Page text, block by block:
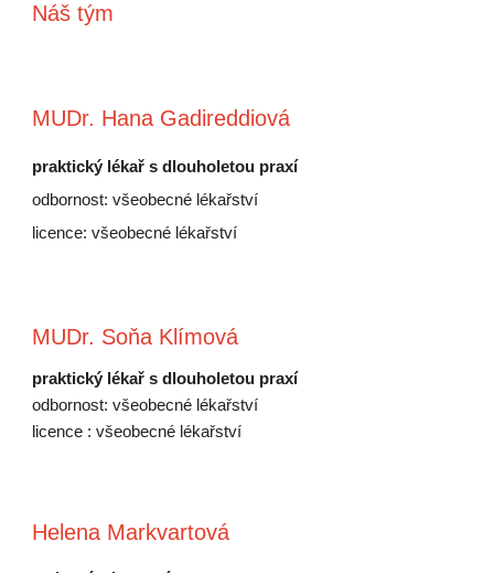
Náš tým
MUDr. Hana Gadireddiová
praktický lékař s dlouholetou praxí
odbornost: všeobecné lékařství
icence: všeobecné lékařství
MUDr. Soňa Klímová
praktický lékař s dlouholetou praxí
odbornost: všeobecné lékařství
licence : všeobecné lékařství
Helena Markvartová